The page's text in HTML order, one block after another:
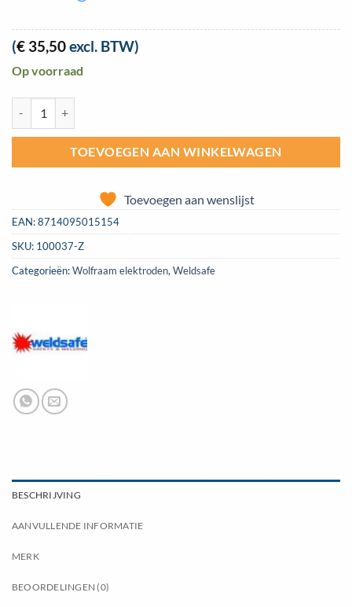
(€ 35,50excl. BTW)
Op voorraad
TOEVOEGEN AAN WINKELWAGEN
Toevoegen aan wenslijst
EAN:8714095015154
SKU: 100037-Z
Categorieën:Wolfraam elektroden,Weldsafe
BESCHRIJVING
AANVULLENDE INFORMATIE
MERK
BEOORDELINGEN (0)